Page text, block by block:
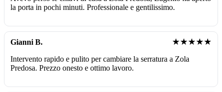
la porta in pochi minuti. Professionale e gentilissimo.
Gianni B. ★★★★★
Intervento rapido e pulito per cambiare la serratura a Zola
Predosa. Prezzo onesto e ottimo lavoro.